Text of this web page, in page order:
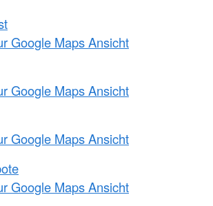
Google Maps Ansicht
Google Maps Ansicht
Google Maps Ansicht
Google Maps Ansicht